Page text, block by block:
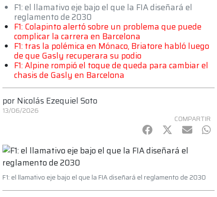
F1: el llamativo eje bajo el que la FIA diseñará el
reglamento de 2030
F1: Colapinto alertó sobre un problema que puede
complicar la carrera en Barcelona
F1: tras la polémica en Mónaco, Briatore habló luego
de que Gasly recuperara su podio
F1: Alpine rompió el toque de queda para cambiar el
chasis de Gasly en Barcelona
por Nicolás Ezequiel Soto
13/06/2026
COMPARTIR
Facebook
Twitter
mail
F1: el llamativo eje bajo el que la FIA diseñará el reglamento de 2030